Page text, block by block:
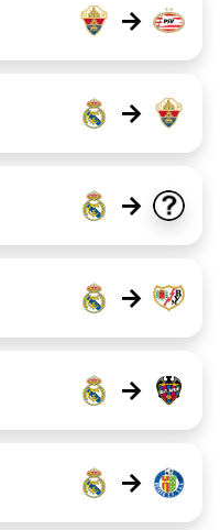
→
→
→
→
→
→